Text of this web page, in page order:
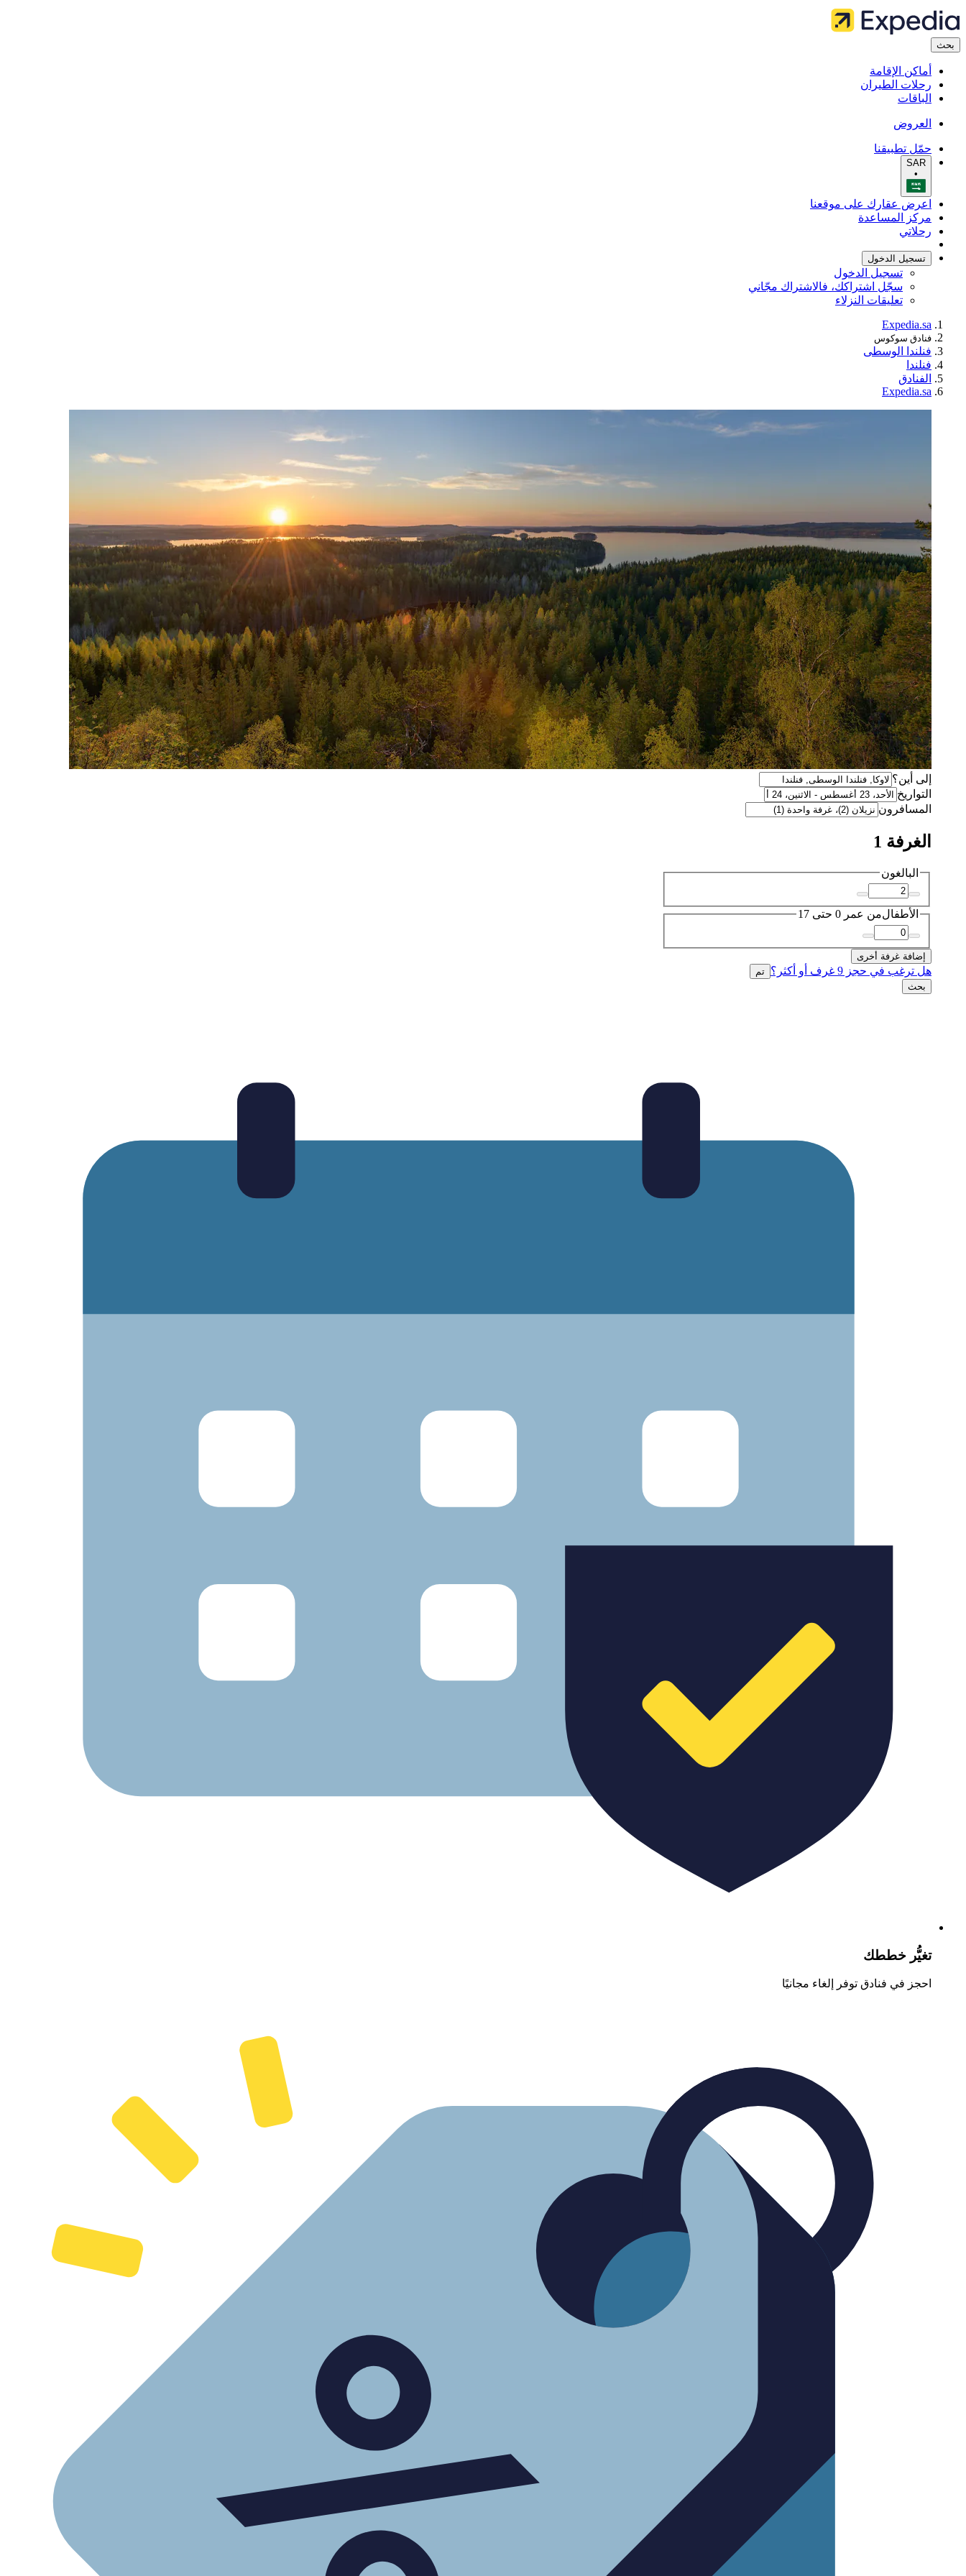
بحث
أماكن الإقامة
رحلات الطيران
الباقات
العروض
حمّل تطبيقنا
SAR
•
اعرض عقارك على موقعنا
مركز المساعدة
رحلاتي
تسجيل الدخول
تسجيل الدخول
سجّل اشتراكك، فالاشتراك مجّاني
تعليقات النزلاء
Expedia.sa
فنادق سوكوس
فنلندا الوسطى
فنلندا
الفنادق
Expedia.sa
إلى أين؟
التواريخ
المسافرون
الغرفة 1
البالغون
الأطفالمن عمر 0 حتى 17
إضافة غرفة أخرى
هل ترغب في حجز 9 غرف أو أكثر؟
تم
بحث
تغيُّر خططك
احجز في فنادق توفر إلغاء مجانيًا